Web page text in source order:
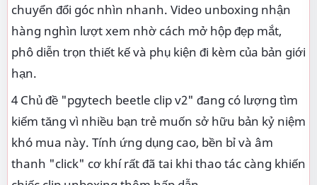
chuyển đổi góc nhìn nhanh. Video unboxing nhận
hàng nghìn lượt xem nhờ cách mở hộp đẹp mắt,
phô diễn trọn thiết kế và phụ kiện đi kèm của bản giới
hạn.
4 Chủ đề "pgytech beetle clip v2" đang có lượng tìm
kiếm tăng vì nhiều bạn trẻ muốn sở hữu bản kỷ niệm
khó mua này. Tính ứng dụng cao, bền bỉ và âm
thanh "click" cơ khí rất đã tai khi thao tác càng khiến